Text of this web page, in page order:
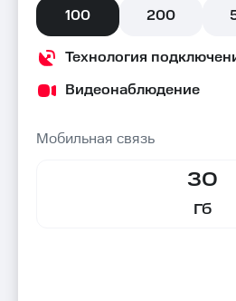
100 200
Технология
Видеонаблюдение
Мобильная связь
30
Гб